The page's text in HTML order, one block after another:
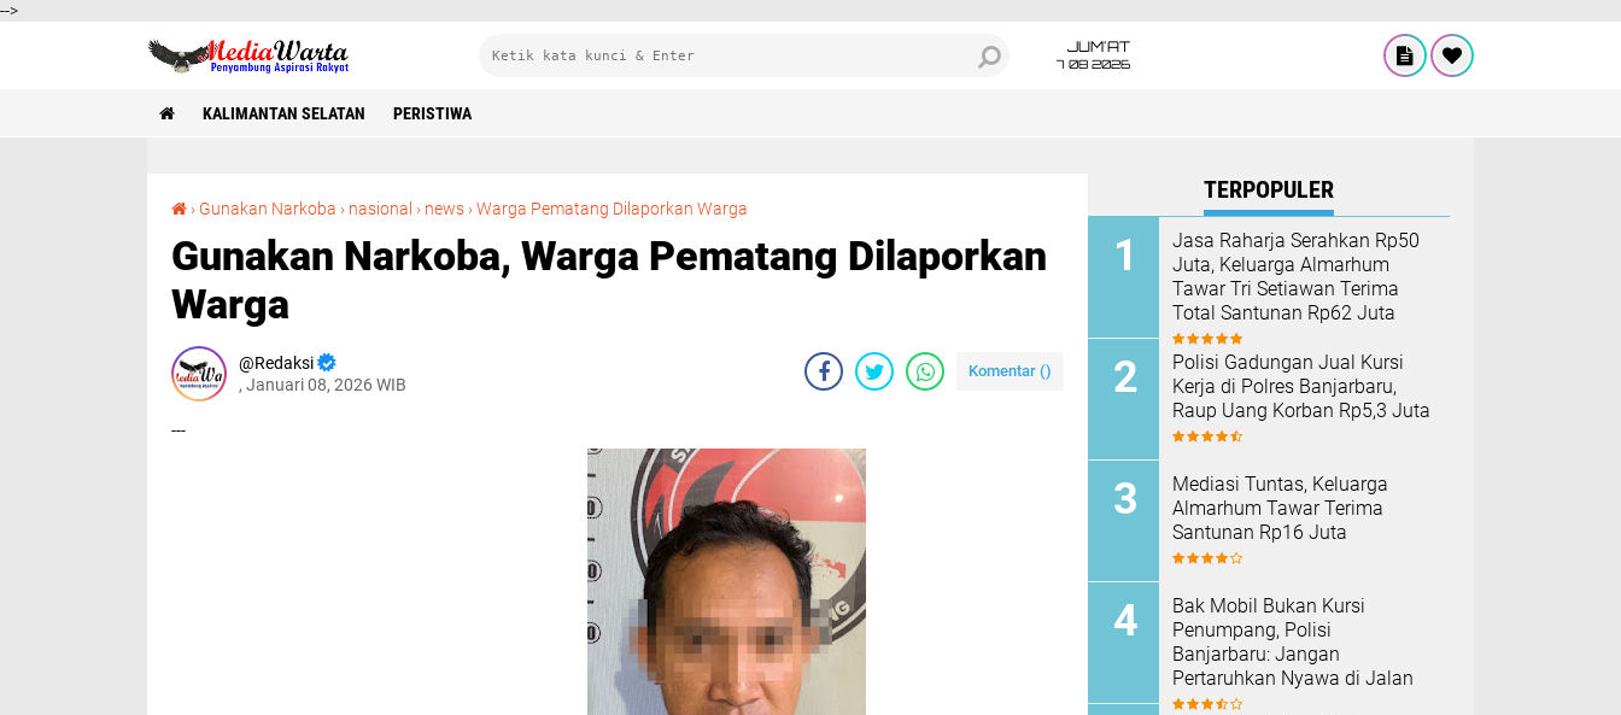
-->
JUM'AT
7 08 2026
KALIMANTAN SELATAN PERISTIWA
› Gunakan Narkoba › nasional › news ›Warga Pematang Dilaporkan Warga
Gunakan Narkoba, Warga Pematang Dilaporkan
Warga
Redaksi
, Januari 08, 2026 WIB
Komentar ()
---
TERPOPULER
Jasa Raharja Serahkan Rp50
Juta, Keluarga Almarhum
Tawar Tri Setiawan Terima
Total Santunan Rp62 Juta
Polisi Gadungan Jual Kursi
Kerja di Polres Banjarbaru,
Raup Uang Korban Rp5,3 Juta
Mediasi Tuntas, Keluarga
Almarhum Tawar Terima
Santunan Rp16 Juta
Bak Mobil Bukan Kursi
Penumpang, Polisi
Banjarbaru: Jangan
Pertaruhkan Nyawa di Jalan